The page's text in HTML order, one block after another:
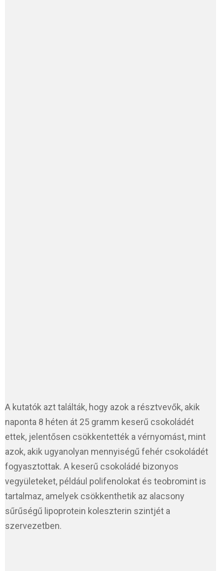
A kutatók azt találták, hogy azok a résztvevők, akik
naponta 8 héten át 25 gramm keserű csokoládét
ettek, jelentősen csökkentették a vérnyomást, mint
azok, akik ugyanolyan mennyiségű fehér csokoládét
fogyasztottak. A keserű csokoládé bizonyos
vegyületeket, például polifenolokat és teobromint is
tartalmaz, amelyek csökkenthetik az alacsony
sűrűségű lipoprotein koleszterin szintjét a
szervezetben.